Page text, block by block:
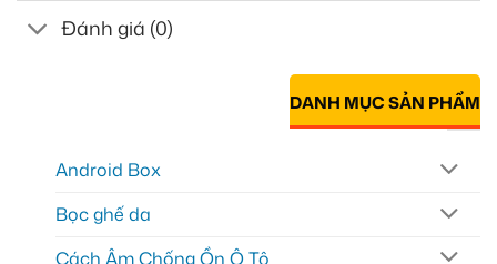
Đánh giá (0)
DANH MỤC SẢN PHẨM
Android Box
Bọc ghế da
Cách Âm Chống Ồn Ô Tô